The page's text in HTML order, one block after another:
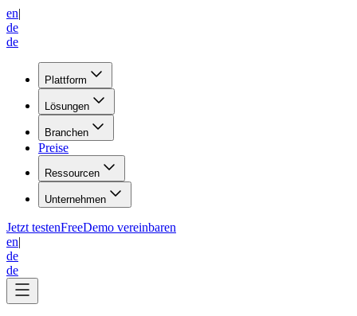
en|
de
de
Plattform
Lösungen
Branchen
Preise
Ressourcen
Unternehmen
Jetzt testenFreeDemo vereinbaren
en|
de
de